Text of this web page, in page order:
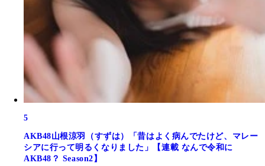
5
AKB48山根涼羽（すずは）「昔はよく病んでたけど、マレー
シアに行って明るくなりました」【連載 なんで令和に
AKB48？ Season2】